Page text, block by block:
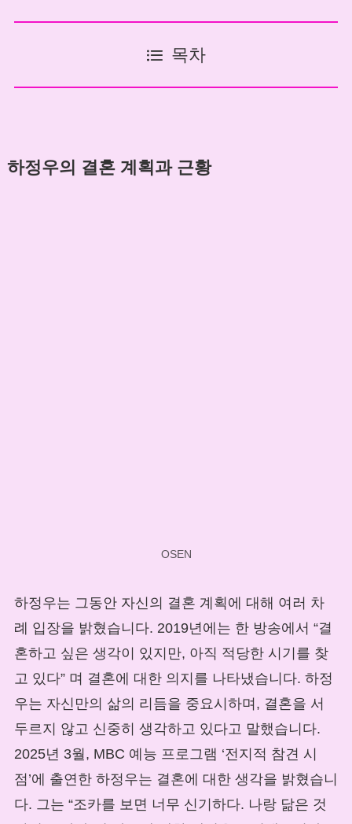
목차
하정우의 결혼 계획과 근황
OSEN
하정우는 그동안 자신의 결혼 계획에 대해 여러 차
례 입장을 밝혔습니다. 2019년에는 한 방송에서 “결
혼하고 싶은 생각이 있지만, 아직 적당한 시기를 찾
고 있다” 며 결혼에 대한 의지를 나타냈습니다. 하정
우는 자신만의 삶의 리듬을 중요시하며, 결혼을 서
두르지 않고 신중히 생각하고 있다고 말했습니다.
2025년 3월, MBC 예능 프로그램 ‘전지적 참견 시
점’에 출연한 하정우는 결혼에 대한 생각을 밝혔습니
다. 그는 “조카를 보면 너무 신기하다. 나랑 닮은 것